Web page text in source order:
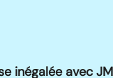
inégalée avec